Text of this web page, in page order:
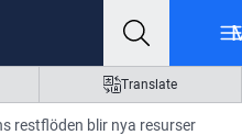
Translate
restflöden blir nya resurser